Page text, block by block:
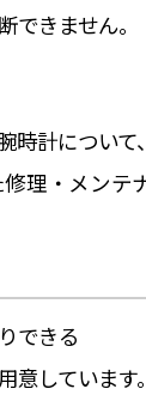
できません。
計について、
理・メンテ
できる
意しています。